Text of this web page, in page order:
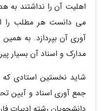
اهلیت آن را نداشتند به
می دانست هر مطلب را
آوری آن بپردازد. به
مدارک و اسناد آن بسیار
شاید نخستین استادی
جمع آوری اسناد و آیین